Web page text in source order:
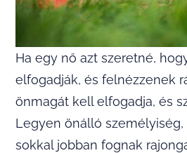
Ha egy nő azt szeretné,
elfogadják, és felnézzenek
önmagát kell elfogadja, és
Legyen önálló személyiség,
sokkal jobban fognak